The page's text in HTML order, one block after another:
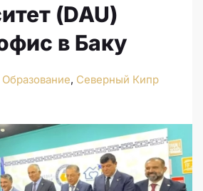
(DAU)
в Баку
Образование, Северный Кипр